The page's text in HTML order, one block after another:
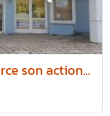
son action...